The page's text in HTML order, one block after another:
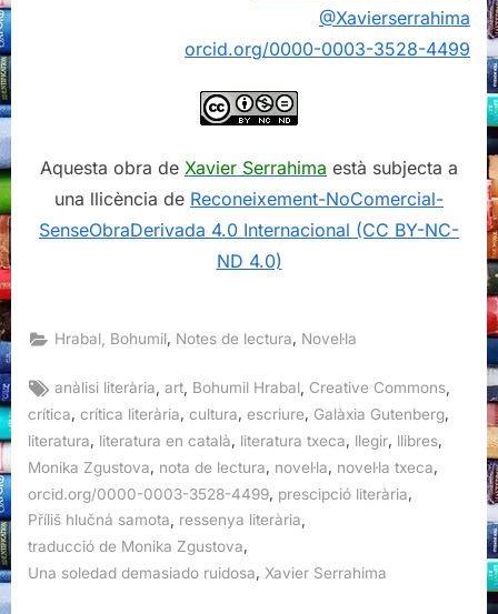
@Xavierserrahima
orcid.org/0000-0003-3528-4499
Aquesta obra de Xavier Serrahima està subjecta a
una llicència de Reconeixement-NoComercial-
SenseObraDerivada 4.0 Internacional (CC BY-NC-
ND 4.0)
Hrabal, Bohumil, Notes de lectura, Novel·la
Tags:
anàlisi literària ,art Bohumil Hrabal Creative Commons
crítica, crítica literària, cultura, escriure, Galàxia Gutenberg,
literatura, literatura en català, literatura txeca, llegir, llibres,
Monika Zgustova
nota de lectura novel·la novel·la txeca
orcid.org/0000-0003-3528-4499 prescipció literària
Příliš hlučná samota
ressenya literària
traducció de Monika Zgustova,
Una soledad demasiado ruidosa
Xavier Serrahima